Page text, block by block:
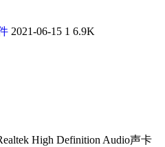
2021-06-15 1 6.9K
High Definition Audio声卡